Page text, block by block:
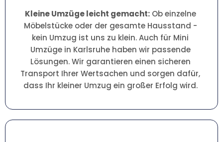
Kleine Umzüge leicht gemacht:Ob einzelne
Möbelstücke oder der gesamte Hausstand -
kein Umzug ist uns zu klein. Auch für Mini
Umzüge in Karlsruhe haben wir passende
Lösungen. Wir garantieren einen sicheren
Transport Ihrer Wertsachen und sorgen dafür,
dass Ihr kleiner Umzug ein großer Erfolg wird.